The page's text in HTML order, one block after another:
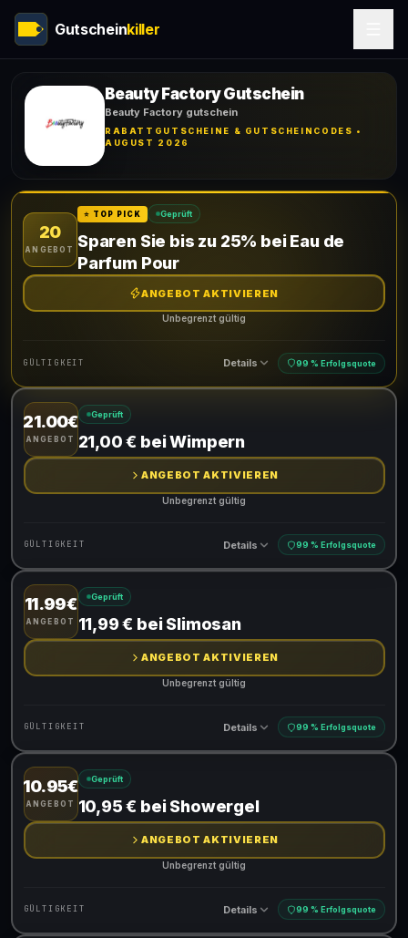
Gutscheinkiller
Beauty Factory Gutschein
Beauty Factory gutschein
RABATTGUTSCHEINE & GUTSCHEINCODES •
AUGUST 2026
20
ANGEBOT
⭐ TOP PICK Geprüft
Sparen Sie bis zu 25% bei Eau de
Parfum Pour
ANGEBOT AKTIVIEREN
Unbegrenzt gültig
GÜLTIGKEIT Details 99 % Erfolgsquote
Gültig für teilnehmende Produkte
21.00€
ANGEBOT
Geprüft
21,00 € bei Wimpern
ANGEBOT AKTIVIEREN
Unbegrenzt gültig
GÜLTIGKEIT Details 99 % Erfolgsquote
Gültig für teilnehmende Produkte
11.99€
ANGEBOT
Geprüft
11,99 € bei Slimosan
ANGEBOT AKTIVIEREN
Unbegrenzt gültig
GÜLTIGKEIT Details 99 % Erfolgsquote
Gültig für teilnehmende Produkte
10.95€
ANGEBOT
Geprüft
10,95 € bei Showergel
ANGEBOT AKTIVIEREN
Unbegrenzt gültig
GÜLTIGKEIT Details 99 % Erfolgsquote